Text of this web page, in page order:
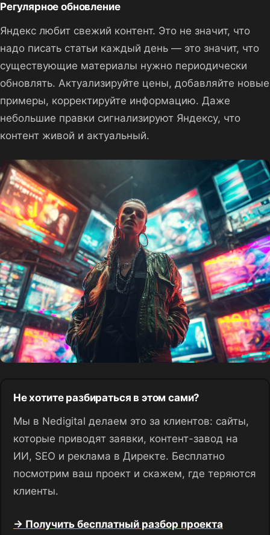
Регулярное обновление
Яндекс любит свежий контент. Это не значит, что
надо писать статьи каждый день — это значит, что
существующие материалы нужно периодически
обновлять. Актуализируйте цены, добавляйте новые
примеры, корректируйте информацию. Даже
небольшие правки сигнализируют Яндексу, что
контент живой и актуальный.
Не хотите разбираться в этом сами?
Мы в Nedigital делаем это за клиентов: сайты,
которые приводят заявки, контент-завод на
ИИ, SEO и реклама в Директе. Бесплатно
посмотрим ваш проект и скажем, где теряются
клиенты.
→ Получить бесплатный разбор проекта